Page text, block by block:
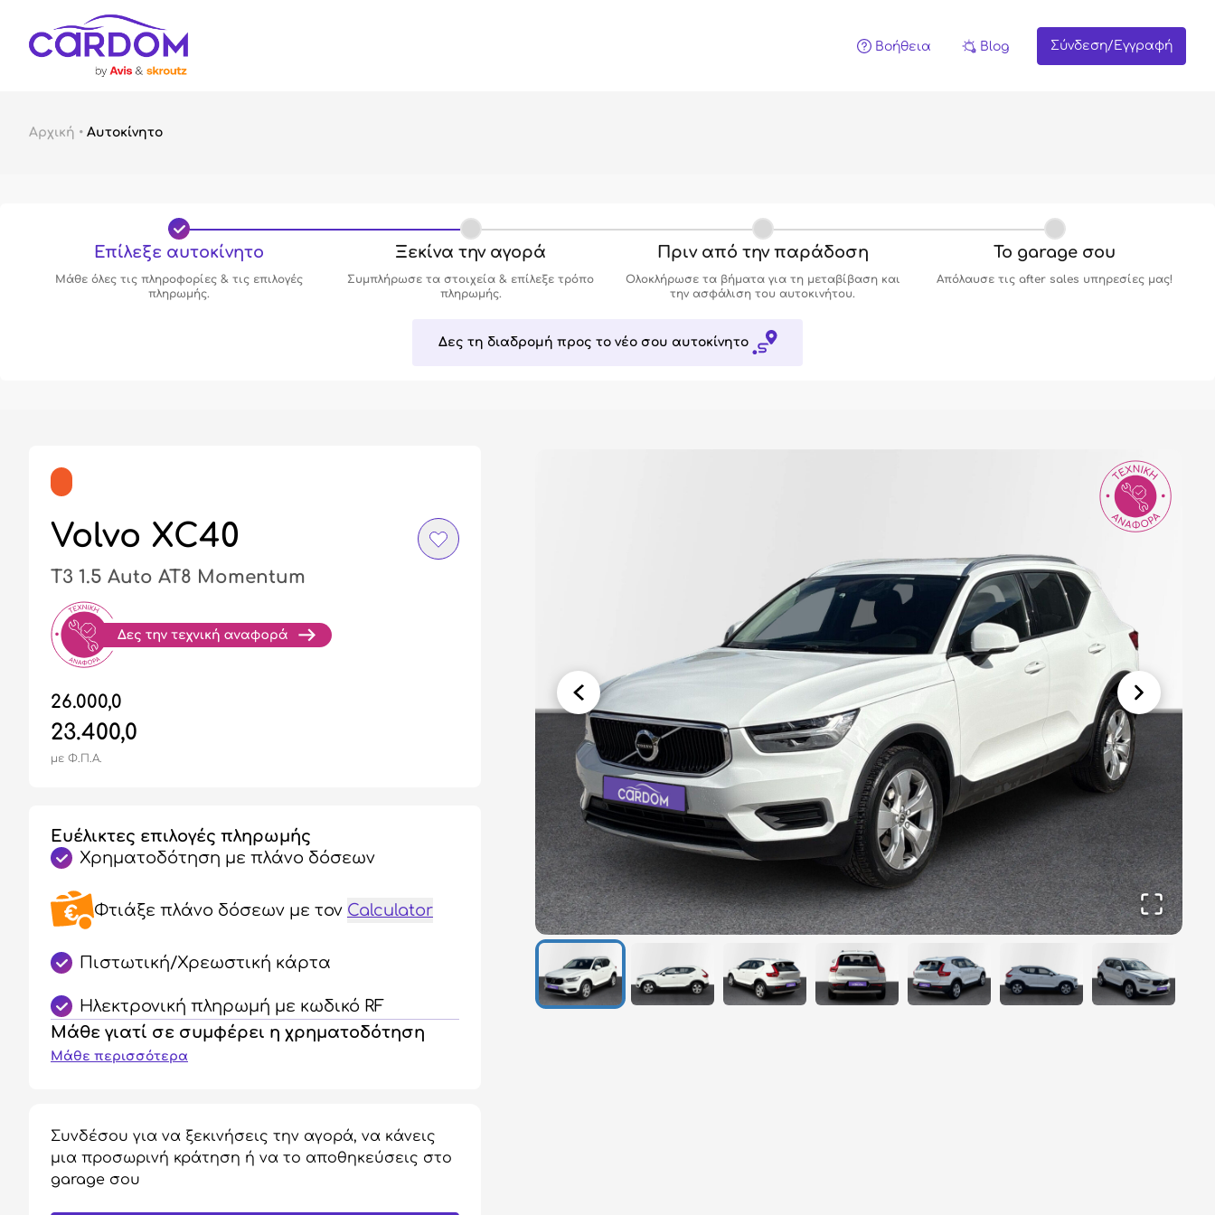
Βοήθεια Blog Σύνδεση/Εγγραφή
Αρχική • Αυτοκίνητο
Επίλεξε αυτοκίνητο
Μάθε όλες τις πληροφορίες & τις επιλογές
πληρωμής.
Ξεκίνα την αγορά
Συμπλήρωσε τα στοιχεία & επίλεξε τρόπο
πληρωμής.
Πριν από την παράδοση
Ολοκλήρωσε τα βήματα για τη μεταβίβαση και
την ασφάλιση του αυτοκινήτου.
Το garage σου
Απόλαυσε τις after sales υπηρεσίες μας!
Δες τη διαδρομή προς το νέο σου αυτοκίνητο
Volvo XC40
T3 1.5 Auto AT8 Momentum
26.000,0
23.400,0
με Φ.Π.Α.
Ευέλικτες επιλογές πληρωμής
Χρηματοδότηση με πλάνο δόσεων
Φτιάξε πλάνο δόσεων με τον Calculator
Πιστωτική/Χρεωστική κάρτα
Ηλεκτρονική πληρωμή με κωδικό RF
Μάθε γιατί σε συμφέρει η χρηματοδότηση
Μάθε περισσότερα
Συνδέσου για να ξεκινήσεις την αγορά, να κάνεις
μια προσωρινή κράτηση ή να το αποθηκεύσεις στο
garage σου